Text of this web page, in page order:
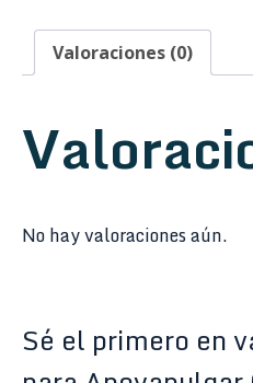
Valoraciones (0)
No hay valoraciones aún.
Sé el primero en